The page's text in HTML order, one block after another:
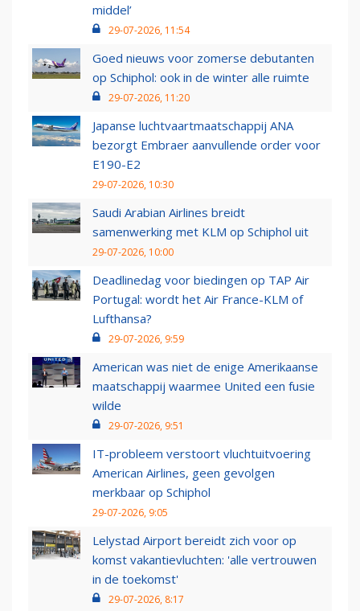
middel’
29-07-2026, 11:54
Goed nieuws voor zomerse debutanten
op Schiphol: ook in de winter alle ruimte
29-07-2026, 11:20
Japanse luchtvaartmaatschappij ANA
bezorgt Embraer aanvullende order voor
E190-E2
29-07-2026, 10:30
Saudi Arabian Airlines breidt
samenwerking met KLM op Schiphol uit
29-07-2026, 10:00
Deadlinedag voor biedingen op TAP Air
Portugal: wordt het Air France-KLM of
Lufthansa?
29-07-2026, 9:59
American was niet de enige Amerikaanse
maatschappij waarmee United een fusie
wilde
29-07-2026, 9:51
IT-probleem verstoort vluchtuitvoering
American Airlines, geen gevolgen
merkbaar op Schiphol
29-07-2026, 9:05
Lelystad Airport bereidt zich voor op
komst vakantievluchten: 'alle vertrouwen
in de toekomst'
29-07-2026, 8:17